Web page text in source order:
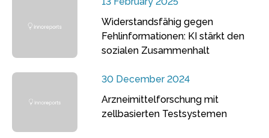
Widerstandsfähig gegen
Fehlinformationen: KI stärkt den
sozialen Zusammenhalt
30 December 2024
Arzneimittelforschung mit
zellbasierten Testsystemen